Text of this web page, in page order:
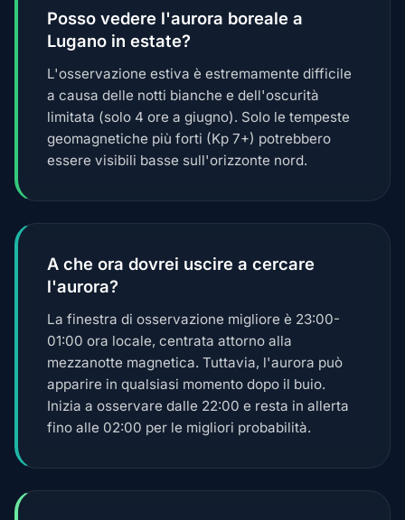
Posso vedere l'aurora boreale a
Lugano in estate?
L'osservazione estiva è estremamente difficile
a causa delle notti bianche e dell'oscurità
limitata (solo 4 ore a giugno). Solo le tempeste
geomagnetiche più forti (Kp 7+) potrebbero
essere visibili basse sull'orizzonte nord.
A che ora dovrei uscire a cercare
l'aurora?
La finestra di osservazione migliore è 23:00-
01:00 ora locale, centrata attorno alla
mezzanotte magnetica. Tuttavia, l'aurora può
apparire in qualsiasi momento dopo il buio.
Inizia a osservare dalle 22:00 e resta in allerta
fino alle 02:00 per le migliori probabilità.